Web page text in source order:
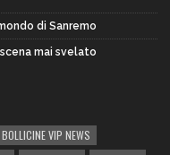
di Sanremo
mai svelato
BOLLICINE VIP NEWS